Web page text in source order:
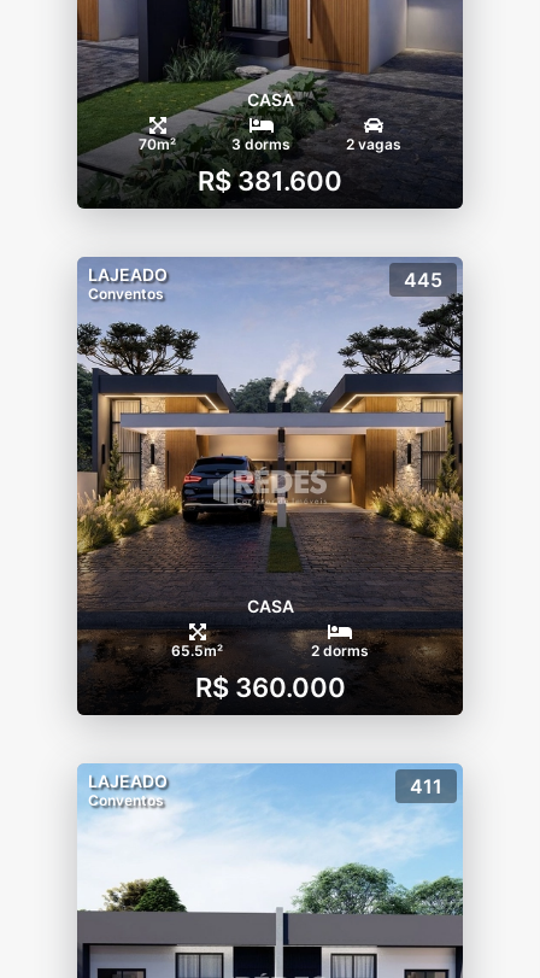
CASA
70m² 3 dorms 2 vagas
R$ 381.600
LAJEADO
Conventos
445
CASA
65.5m² 2 dorms
R$ 360.000
LAJEADO
Conventos
411